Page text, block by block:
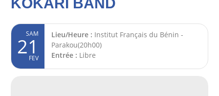
SAM
21FEV
Lieu/Heure : Institut Français du Bénin -
Parakou(20h00)
Entrée : Libre